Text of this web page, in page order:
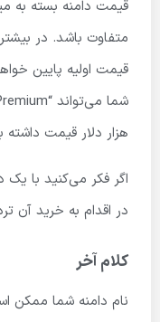
قیمت دامنه بسته به
متفاوت باشد. در
قیمت اولیه پایین
هزار دلار قیمت داشته
اگر فکر می‌کنید با
در اقدام به خرید آن
کلام آخر
نام دامنه شما ممکن